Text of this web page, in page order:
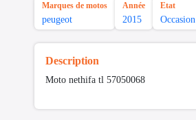
Marques de motos
peugeot
Année
2015
Etat
Occasion
Description
Moto nethifa tl 57050068